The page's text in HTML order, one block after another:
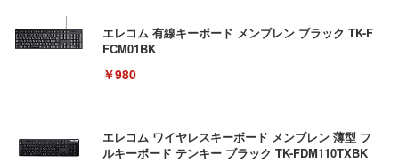
エレコム 有線キーボード メンブレン ブラック TK-F
FCM01BK
￥980
エレコム ワイヤレスキーボード メンブレン 薄型 フ
ルキーボード テンキー ブラック TK-FDM110TXBK